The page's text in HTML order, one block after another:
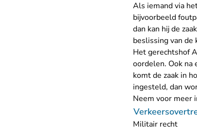
Als iemand via
bijvoorbeeld
dan kan hij de
beslissing van de
Het gerechtshof
oordelen. Ook na
komt de zaak in
ingesteld, dan
Neem voor meer
Militair recht